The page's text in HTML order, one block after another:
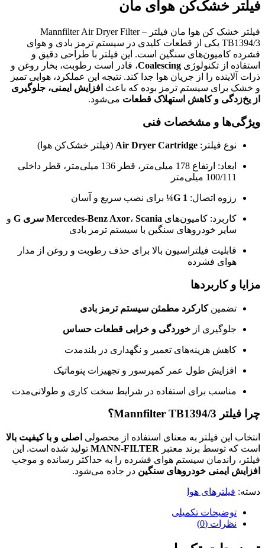
فیلتر خشک‌کن هوای مان
فیلتر خشک کن هوا مان فیلتر – Mannfilter Air Dryer Filter
TB1394/3 یکی از قطعات کلیدی در سیستم ترمز بادی و هوای
فشرده کامیون‌های سنگین است. این فیلتر با طراحی دقیق و
استفاده از تکنولوژی Coalescing، قادر است رطوبت، بخار روغن و
ذرات آلاینده را از جریان هوا جدا کند. نتیجه این عملکرد، هوایی تمیز
و خشک برای سیستم ترمز بوده که باعث افزایش ایمنی، جلوگیری
از یخ‌زدگی و کاهش استهلاک قطعات می‌شود.
ویژگی‌ها و مشخصات فنی
نوع فیلتر: Air Dryer Cartridge (فیلتر خشک‌کن هوا)
ابعاد: ارتفاع 178 میلی‌متر، قطر 136 میلی‌متر، قطر داخلی
100/111 میلی‌متر
رزوه اتصال: G 1¼ برای نصب سریع و آسان
کاربرد: کامیون‌های Mercedes-Benz Axor، Scania سری G
و
سایر خودروهای سنگین با سیستم ترمز بادی
قابلیت فیلتراسیون بالا برای حذف رطوبت و روغن از مدار
هوای فشرده
مزایا و کاربردها
تضمینکارکرد مطمئن سیستم ترمز بادی
جلوگیری از خوردگی و خرابی قطعات حساس
کاهش هزینه‌های تعمیر و نگهداری در بلندمدت
افزایش طول عمر کمپرسور و تجهیزات پنوماتیک
مناسب برای استفاده در شرایط سخت کاری و طولانی‌مدت
چرا فیلتر Mannfilter TB1394/3؟
انتخاب این فیلتر به معنای استفاده از محصولی اصلی و با کیفیت بالا
است که توسط برند معتبر MANN-FILTER تولید شده است. این
فیلتر، راندمان سیستم هوای فشرده را به حداکثر رسانده و موجب
افزایش ایمنی خودروهای سنگین در جاده می‌شود.
دسته: فیلترهای هوا
توضیحات تکمیلی
نظرات (0)